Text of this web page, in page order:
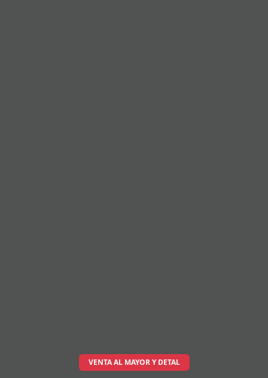
VENTA AL MAYOR Y DETAL